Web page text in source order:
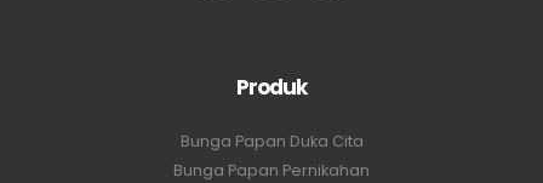
Produk
Bunga Papan Duka Cita
Bunga Papan Pernikahan